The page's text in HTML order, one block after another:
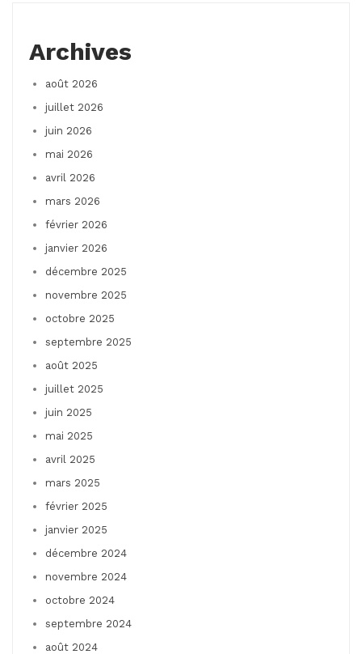
Archives
août 2026
juillet 2026
juin 2026
mai 2026
avril 2026
mars 2026
février 2026
janvier 2026
décembre 2025
novembre 2025
octobre 2025
septembre 2025
août 2025
juillet 2025
juin 2025
mai 2025
avril 2025
mars 2025
février 2025
janvier 2025
décembre 2024
novembre 2024
octobre 2024
septembre 2024
août 2024